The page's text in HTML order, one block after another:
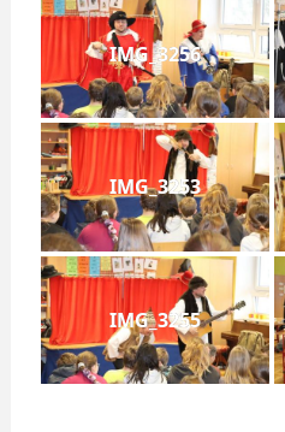
IMG_3256
IMG_3253
IMG_3255